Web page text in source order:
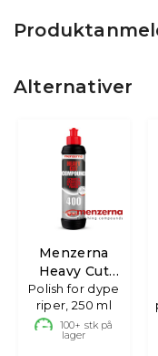
Alternativer
Menzerna
Heavy Cut
Compound
400
Polish for dype
riper, 250 ml
100+ stk på
lager